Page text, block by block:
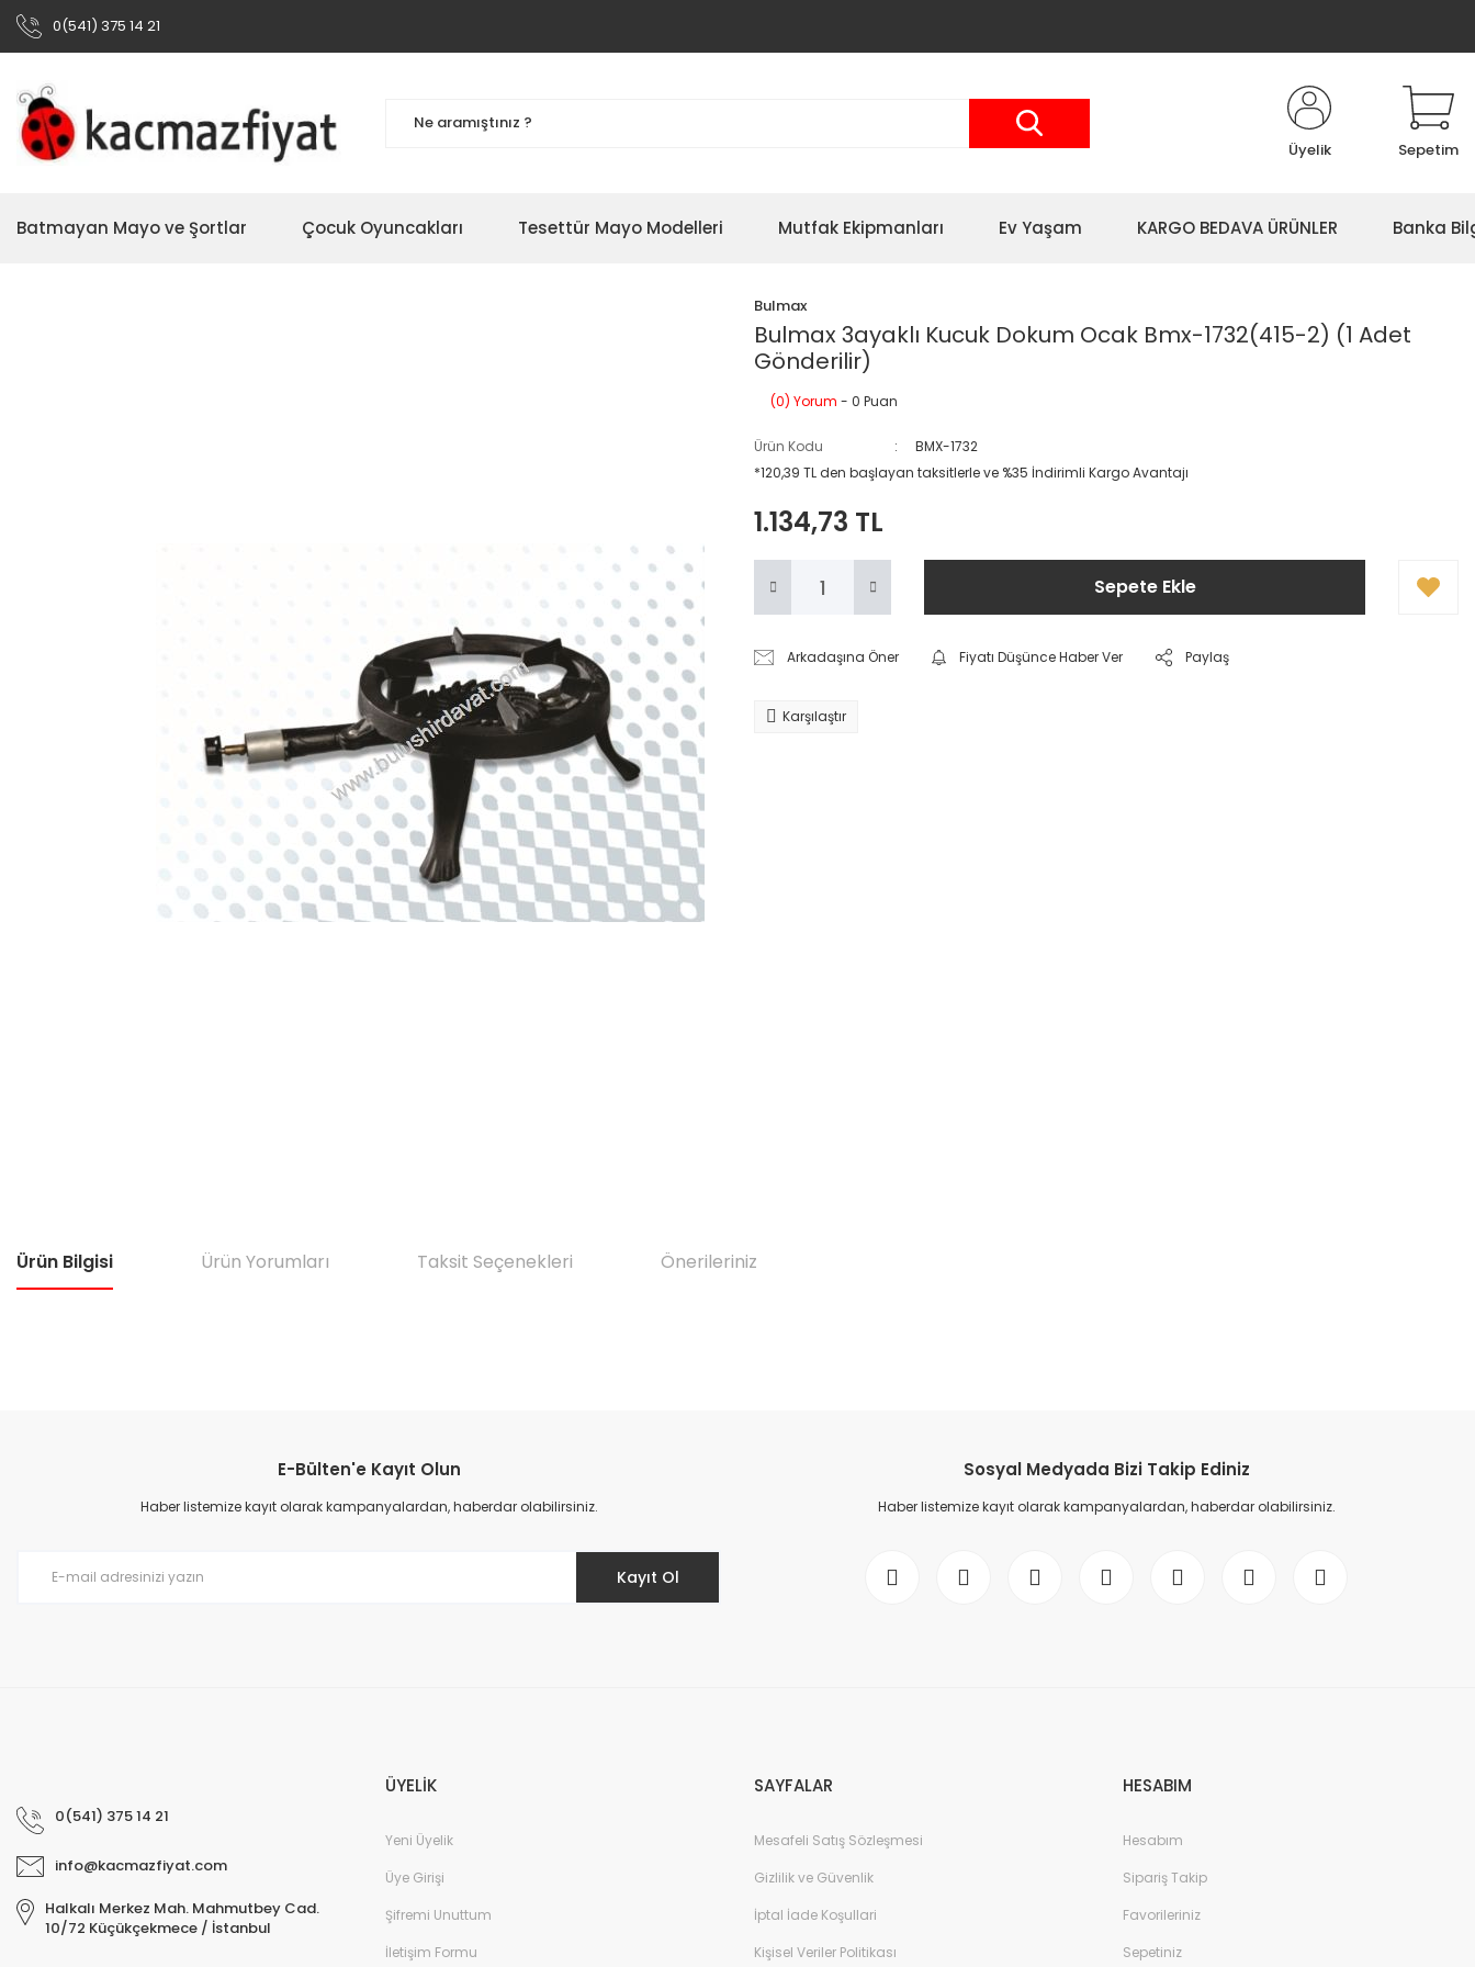
0(541) 375 14 21
Üyelik Sepetim
Batmayan Mayo ve Şortlar Çocuk Oyuncakları Tesettür Mayo Modelleri Mutfak Ekipmanları Ev Yaşam KARGO BEDAVA ÜRÜNLER Banka
Bulmax
Bulmax 3ayaklı Kucuk Dokum Ocak Bmx-1732(415-2) (1 Adet
Gönderilir)
(0) Yorum - 0 Puan
Ürün Kodu
BMX-1732
*120,39 TL den başlayan taksitlerle ve %35 İndirimli Kargo Avantajı
1.134,73 TL
Sepete Ekle
Arkadaşına Öner Fiyatı Düşünce Haber Ver Paylaş
Karşılaştır
Ürün Bilgisi Ürün Yorumları Taksit Seçenekleri Önerileriniz
Ürün resmi kalitesiz, bozuk veya görüntülenemiyor.
Ürün açıklamasında eksik bilgiler bulunuyor.
E-Bülten'e Kayıt Olun
Haber listemize kayıt olarak kampanyalardan, haberdar olabilirsiniz.
Kayıt Ol
Sosyal Medyada Bizi Takip Ediniz
Haber listemize kayıt olarak kampanyalardan, haberdar olabilirsiniz.
0(541) 375 14 21
info@kacmazfiyat.com
Halkalı Merkez Mah. Mahmutbey Cad.
10/72 Küçükçekmece / İstanbul
ÜYELİK
Yeni Üyelik
Üye Girişi
Şifremi Unuttum
İletişim Formu
SAYFALAR
Mesafeli Satış Sözleşmesi
Gizlilik ve Güvenlik
İptal İade Koşullari
Kişisel Veriler Politikası
HESABIM
Hesabım
Sipariş Takip
Favorileriniz
Sepetiniz